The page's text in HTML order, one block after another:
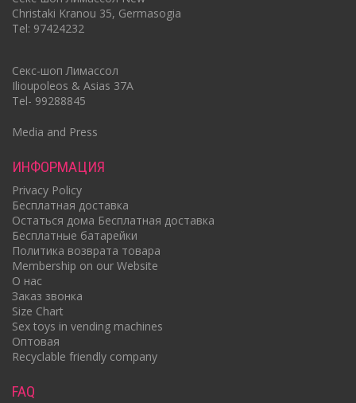
Christaki Kranou 35, Germasogia
Tel: 97424232
Cекс-шоп Лимассол
Ilioupoleos & Asias 37A
Tel- 99288845
Media and Press
ИНФОРМАЦИЯ
Privacy Policy
Бесплатная доставка
Oстаться дома Бесплатная доставка
Бесплатные батарейки
Политика возврата товара
Membership on our Website
О нас
Заказ звонка
Size Chart
Sex toys in vending machines
Оптовая
Recyclable friendly company
FAQ